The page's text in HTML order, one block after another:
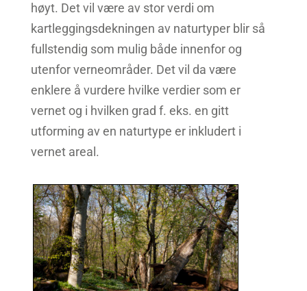
høyt. Det vil være av stor verdi om
kartleggingsdekningen av naturtyper blir så
fullstendig som mulig både innenfor og
utenfor verneområder. Det vil da være
enklere å vurdere hvilke verdier som er
vernet og i hvilken grad f. eks. en gitt
utforming av en naturtype er inkludert i
vernet areal.